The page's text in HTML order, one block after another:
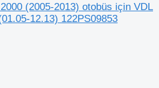
(2005-2013) otobüs için VDL
12.13) 122PS09853